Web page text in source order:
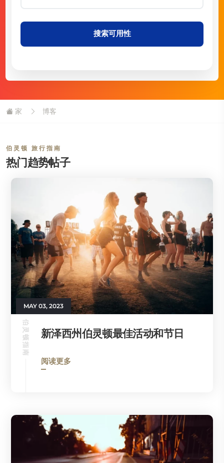
搜索可用性
家 博客
伯灵顿 旅行指南
热门趋势帖子
MAY 03, 2023
伯灵顿指南 新泽西州伯灵顿最佳活动和节日
阅读更多